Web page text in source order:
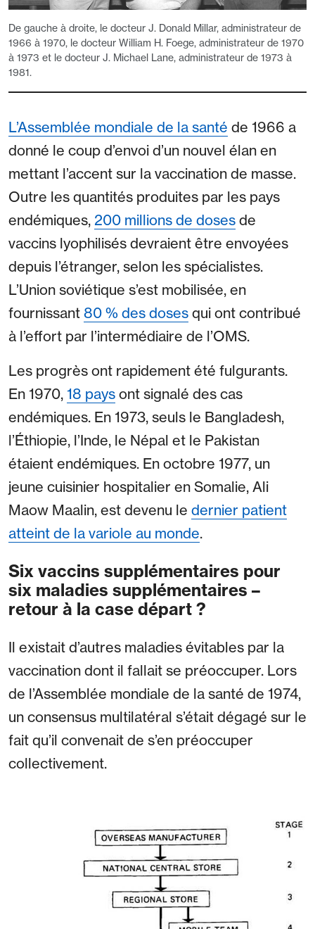
De gauche à droite, le docteur J. Donald Millar, administrateur de
1966 à 1970, le docteur William H. Foege, administrateur de 1970
à 1973 et le docteur J. Michael Lane, administrateur de 1973 à
1981.
L’Assemblée mondiale de la santé de 1966 a
donné le coup d’envoi d’un nouvel élan en
mettant l’accent sur la vaccination de masse.
Outre les quantités produites par les pays
endémiques, 200 millions de doses de
vaccins lyophilisés devraient être envoyées
depuis l’étranger, selon les spécialistes.
L’Union soviétique s’est mobilisée, en
fournissant 80 % des doses qui ont contribué
à l’effort par l’intermédiaire de l’OMS.
Les progrès ont rapidement été fulgurants.
En 1970, 18 pays ont signalé des cas
endémiques. En 1973, seuls le Bangladesh,
l’Éthiopie, l’Inde, le Népal et le Pakistan
étaient endémiques. En octobre 1977, un
jeune cuisinier hospitalier en Somalie, Ali
Maow Maalin, est devenu le dernier patient
atteint de la variole au monde.
Six vaccins supplémentaires pour
six maladies supplémentaires –
retour à la case départ ?
Il existait d’autres maladies évitables par la
vaccination dont il fallait se préoccuper. Lors
de l’Assemblée mondiale de la santé de 1974,
un consensus multilatéral s’était dégagé sur le
fait qu’il convenait de s’en préoccuper
collectivement.